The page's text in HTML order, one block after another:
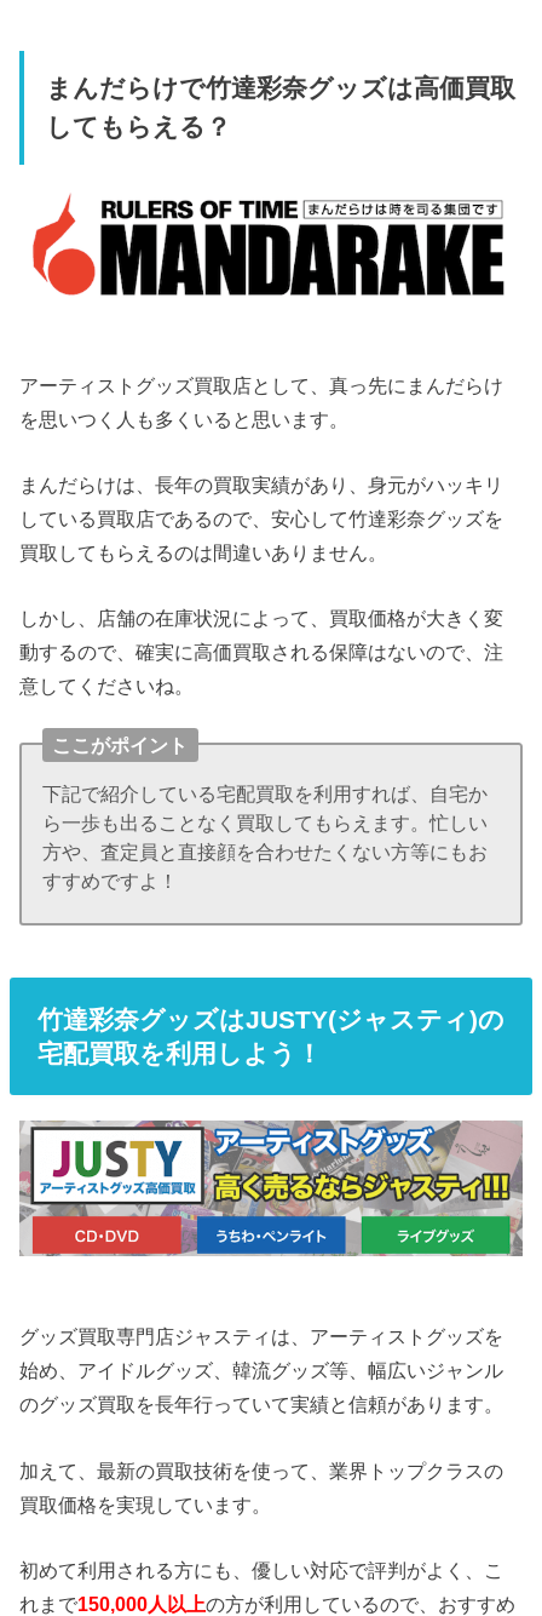
まんだらけで竹達彩奈グッズは高価買取
してもらえる？
アーティストグッズ買取店として、真っ先にまんだらけ
を思いつく人も多くいると思います。
まんだらけは、長年の買取実績があり、身元がハッキリ
している買取店であるので、安心して竹達彩奈グッズを
買取してもらえるのは間違いありません。
しかし、店舗の在庫状況によって、買取価格が大きく変
動するので、確実に高価買取される保障はないので、注
意してくださいね。
ここがポイント
下記で紹介している宅配買取を利用すれば、自宅か
ら一歩も出ることなく買取してもらえます。忙しい
方や、査定員と直接顔を合わせたくない方等にもお
すすめですよ！
竹達彩奈グッズはJUSTY(ジャスティ)の
宅配買取を利用しよう！
グッズ買取専門店ジャスティは、アーティストグッズを
始め、アイドルグッズ、韓流グッズ等、幅広いジャンル
のグッズ買取を長年行っていて実績と信頼があります。
加えて、最新の買取技術を使って、業界トップクラスの
買取価格を実現しています。
初めて利用される方にも、優しい対応で評判がよく、こ
れまで150,000人以上の方が利用しているので、おすすめ